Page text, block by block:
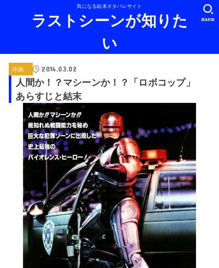
気になる結末ネタバレサイト
ラストシーンが知りた
い
SEARCH
洋画 2014.03.02
人間か！？マシーンか！？「ロボコップ」
あらすじと結末